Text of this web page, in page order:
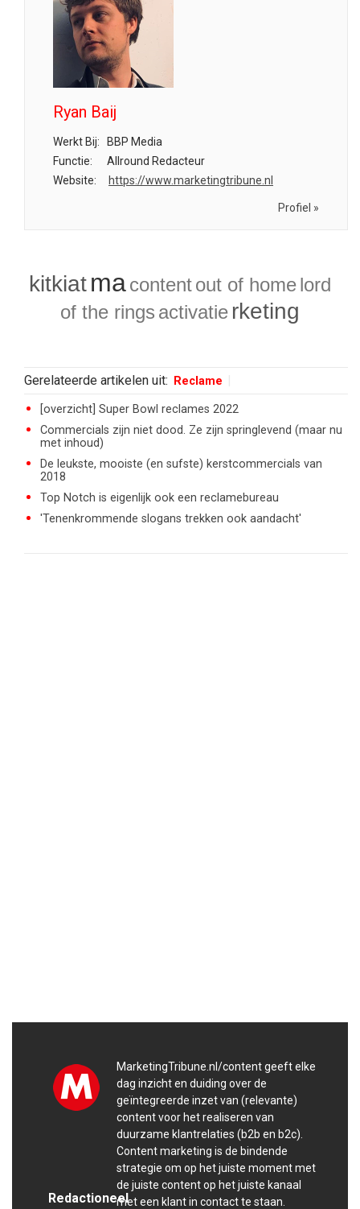
Ryan Baij
Werkt Bij:
BBP Media
Functie:
Allround Redacteur
Website:
https://www.marketingtribune.nl
Profiel »
kitkiatmacontentout of homelord
of the rings activatie rketing
Gerelateerde artikelen uit: Reclame
[overzicht] Super Bowl reclames 2022
Commercials zijn niet dood. Ze zijn springlevend (maar nu
met inhoud)
De leukste, mooiste (en sufste) kerstcommercials van
2018
Top Notch is eigenlijk ook een reclamebureau
'Tenenkrommende slogans trekken ook aandacht'
MarketingTribune.nl/content geeft elke
dag inzicht en duiding over de
geïntegreerde inzet van (relevante)
content voor het realiseren van
duurzame klantrelaties (b2b en b2c).
Content marketing is de bindende
strategie om op het juiste moment met
de juiste content op het juiste kanaal
met een klant in contact te staan.
Redactioneel